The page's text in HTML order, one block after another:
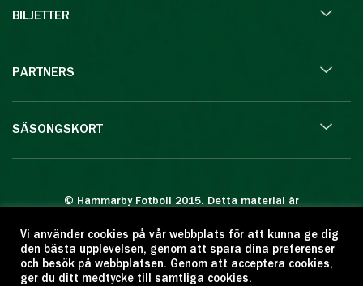
BILJETTER
PARTNERS
SÄSONGSKORT
© Hammarby Fotboll 2015. Detta material är
Eftertryck eller annan kopiering är förbjuden.
Citera oss gärna men ange källan:
www.hammarbyfotboll.se. Ansvarig utgivare:
Vi använder cookies på vår webbplats för att kunna ge dig
den bästa upplevelsen, genom att spara dina preferenser
och besök på webbplatsen. Genom att acceptera cookies,
ger du ditt medtycke till samtliga cookies.